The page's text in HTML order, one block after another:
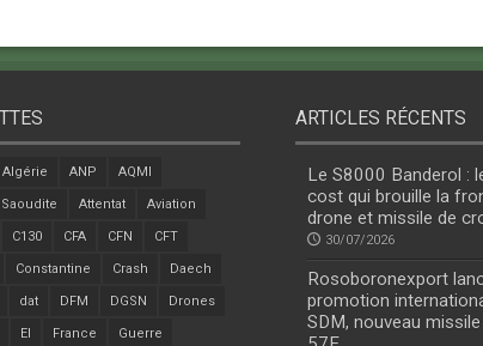
Algérie ANP AQMI
Attentat Aviation
C130 CFA CFN CFT
Constantine Crash Daech
dat DFM DGSN Drones
EI France Guerre
ARTICLES RÉCENTS
Le S8000 Banderol :
cost qui brouille la
drone et missile de
30/07/2026
Rosoboronexport
promotion
SDM, nouveau